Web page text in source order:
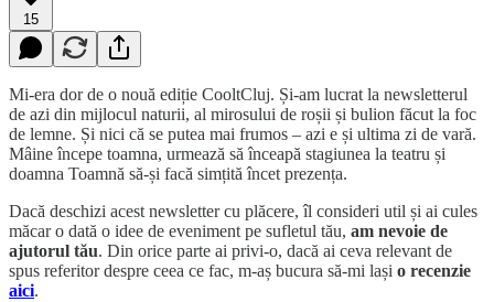
15
Mi-era dor de o nouă ediție CooltCluj. Și-am lucrat la newsletterul
de azi din mijlocul naturii, al mirosului de roșii și bulion făcut la foc
de lemne. Și nici că se putea mai frumos – azi e și ultima zi de vară.
Mâine începe toamna, urmează să înceapă stagiunea la teatru și
doamna Toamnă să-și facă simțită încet prezența.
Dacă deschizi acest newsletter cu plăcere, îl consideri util și ai cules
măcar o dată o idee de eveniment pe sufletul tău, am nevoie de
ajutorul tău. Din orice parte ai privi-o, dacă ai ceva relevant de
spus referitor despre ceea ce fac, m-aș bucura să-mi lași o recenzie
aici.